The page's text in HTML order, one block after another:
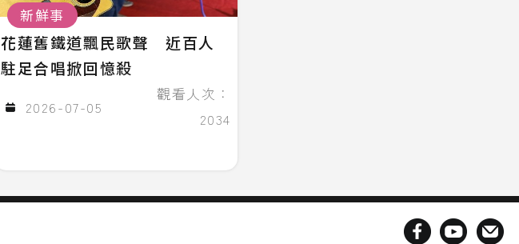
新鮮事
花蓮舊鐵道飄民歌聲 近百人
駐足合唱掀回憶殺
2026-07-05
觀看人次：
2034